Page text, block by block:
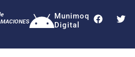
Munimoq
Digital